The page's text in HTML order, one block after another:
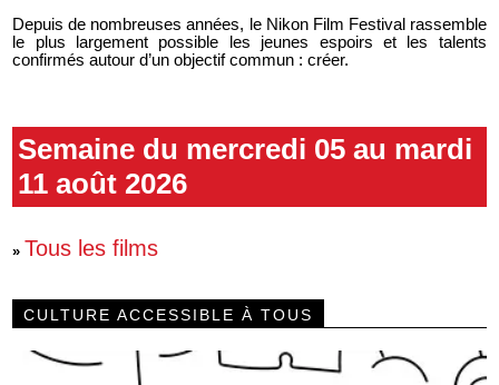
Depuis de nombreuses années, le Nikon Film Festival rassemble
le plus largement possible les jeunes espoirs et les talents
confirmés autour d’un objectif commun : créer.
Semaine du mercredi 05 au mardi
11 août 2026
» Tous les films
CULTURE ACCESSIBLE À TOUS